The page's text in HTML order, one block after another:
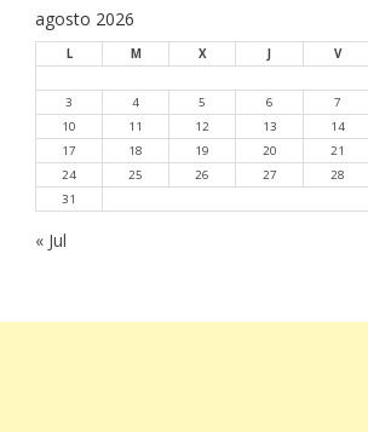
agosto 2026
L M X V
3
4 5 6 7
10
11 12 13 14
17
18 19 20 21
24
25 26 27 28
31
« Jul